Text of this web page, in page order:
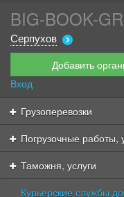
BIG-BOOK-
Серпухов
Добавить
Вход
Грузоперевозки
Погрузочные работы,
Таможня, услуги
Курьерские службы